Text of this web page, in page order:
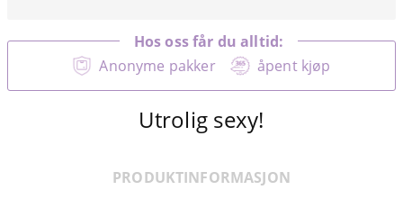
Anonyme pakker åpent kjøp
Hos oss får du alltid:
Utrolig sexy!
PRODUKTINFORMASJON